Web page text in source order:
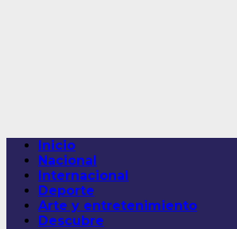
Menú
principal
Inicio
Nacional
Internacional
Deporte
Arte y entretenimiento
Descubre